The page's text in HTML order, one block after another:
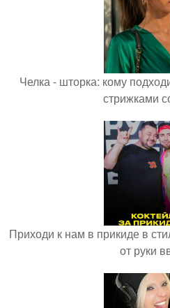
Челка - шторка: кому
стрижками
Приходи к нам в прикиде в
от руки